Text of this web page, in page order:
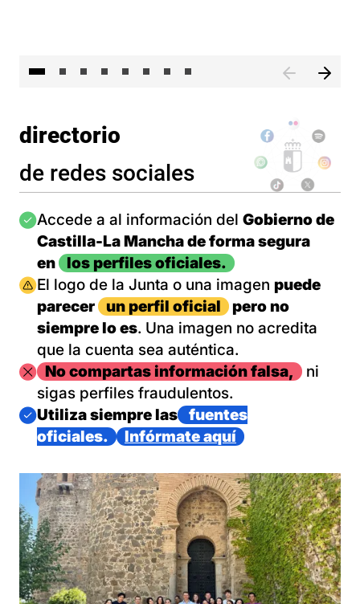
directorio
de redes sociales
Imagen
Accede a al información del Gobierno de
Castilla-La Mancha de forma segura
en
los perfiles oficiales.
Imagen
El logo de la Junta o una imagen puede
parecer
un perfil oficial
pero no
siempre lo es. Una imagen no acredita
que la cuenta sea auténtica.
ImagenNo compartas información falsa,
ni
sigas perfiles fraudulentos.
Imagen
Utiliza siempre las
fuentes
oficiales.
Infórmate aquí